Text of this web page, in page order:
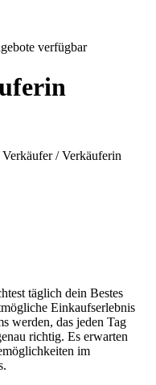
verfügbar
/ Verkäuferin
täglich dein Bestes
Einkaufserlebnis
werden, das jeden Tag
richtig. Es erwarten
im